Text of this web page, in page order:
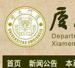
首页 新闻公告 本